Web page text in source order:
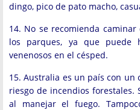
dingo, pico de pato macho,
14. No se recomienda
los parques, ya que puede
venenosos en el césped.
15. Australia es un país con
riesgo de incendios forestales.
al manejar el fuego.